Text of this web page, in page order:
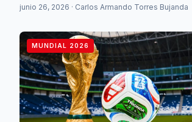
junio 26, 2026 · Carlos Armando Torres Bujanda
MUNDIAL 2026